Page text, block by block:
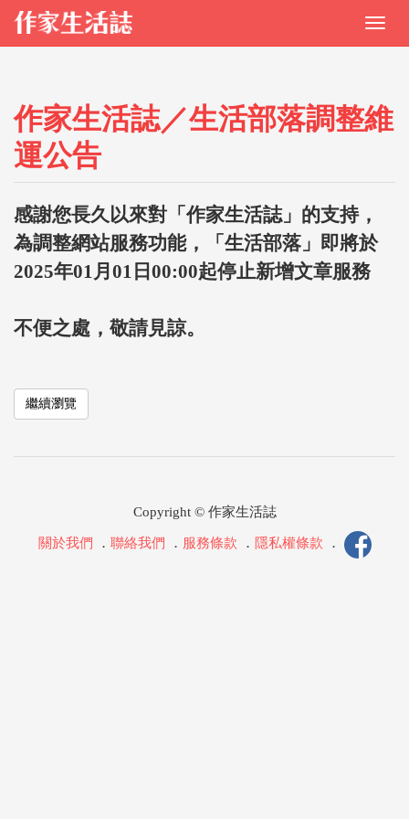
作家生活誌／生活部落調整維
運公告
感謝您長久以來對「作家生活誌」的支持，
為調整網站服務功能，「生活部落」即將於
2025年01月01日00:00起停止新增文章服務
不便之處，敬請見諒。
繼續瀏覽
Copyright © 作家生活誌
關於我們 ． 聯絡我們 ． 服務條款 ． 隱私權條款 ．